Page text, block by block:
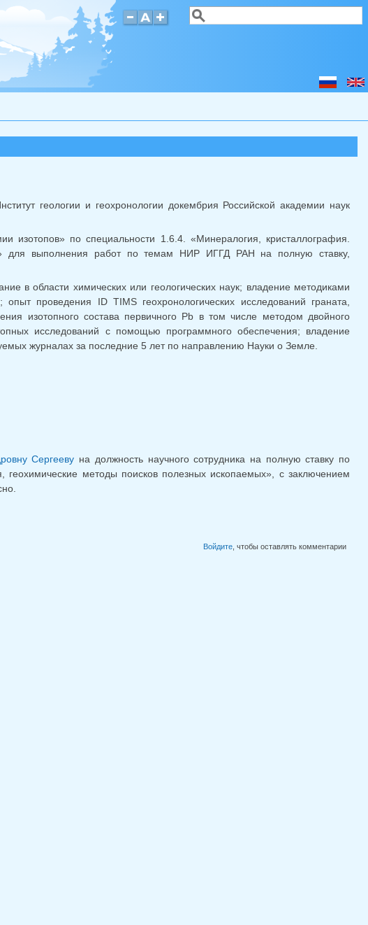
Форма поиска
Поиск
геологии и геохронологии докембрия Российской академии наук
изотопов» по специальности 1.6.4. «Минералогия, кристаллография.
для выполнения работ по темам НИР ИГГД РАН на полную ставку,
в области химических или геологических наук; владение методиками
проведения ID TIMS геохронологических исследований граната,
изотопного состава первичного Pb в том числе методом двойного
исследований с помощью программного обеспечения; владение
журналах за последние 5 лет по направлению Науки о Земле.
Сергееву на должность научного сотрудника на полную ставку по
методы поисков полезных ископаемых», с заключением
Войдите, чтобы оставлять комментарии